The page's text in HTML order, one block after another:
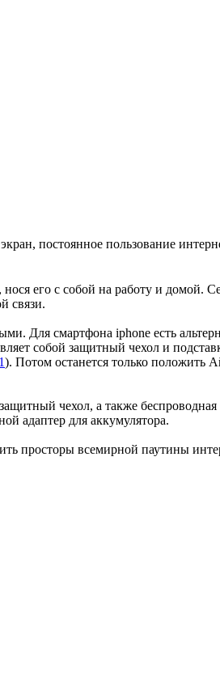
постоянное пользование
его с собой на работу и домой.
связи.
Для смартфона iphone есть
собой защитный чехол и
). Потом останется только положить
чехол, а также беспроводная
адаптер для аккумулятора.
просторы всемирной паутины